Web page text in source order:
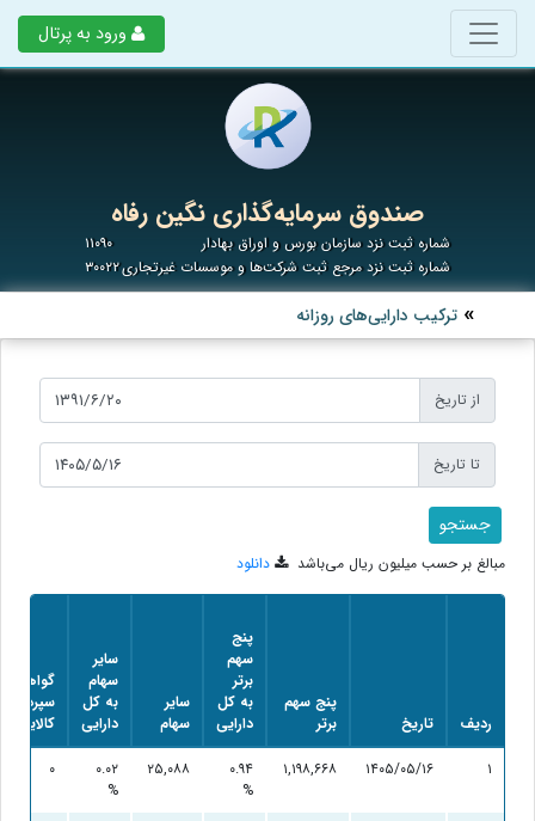
ورود به پرتال
صندوق سرمایه‌گذاری نگین رفاه
شماره ثبت نزد سازمان بورس و اوراق بهادار
۱۱۰۹۰
شماره ثبت نزد مرجع ثبت شرکت‌ها و موسسات غیرتجاری۳۰۰۲۲
ترکیب دارایی‌های روزانه
از تاریخ
تا تاریخ
مبالغ بر حسب میلیون ریال می‌باشد دانلود
ردیف تاریخ
پنج سهم
برتر
پنج
سهم
برتر
به کل
دارایی
سایر
سهام
سایر
سهام
به کل
دارایی
گواهی
سپرده
کالایی
۱
۱۴۰۵/۰۵/۱۶ ۱,۱۹۸,۶۶۸
۰.۹۴
%
۲۵,۰۸۸
۰.۰۲
%
۰